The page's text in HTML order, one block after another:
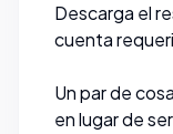
Descarga el
cuenta
Un par de
en lugar de